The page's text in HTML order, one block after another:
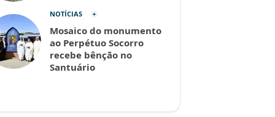
NOTÍCIAS
Mosaico do monumento
ao Perpétuo Socorro
recebe bênção no
Santuário